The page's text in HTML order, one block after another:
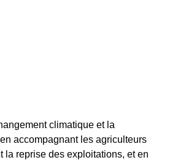
climatique et la
accompagnant les agriculteurs
la reprise des exploitations, et en